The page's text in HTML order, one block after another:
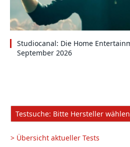
Studiocanal: Die Home
September 2026
> Übersicht aktueller Tests